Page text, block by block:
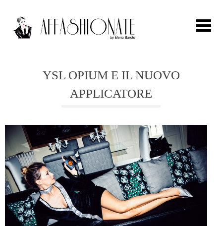
FASHION
OUTFIT
BEAUTY
TRAVEL
PARTIES
YSL OPIUM E IL NUOVO
APPLICATORE